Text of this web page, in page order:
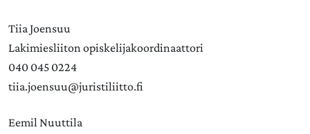
Tiia Joensuu
Lakimiesliiton opiskelijakoordinaattori
040 045 0224
tiia.joensuu@juristiliitto.fi
Eemil Nuuttila